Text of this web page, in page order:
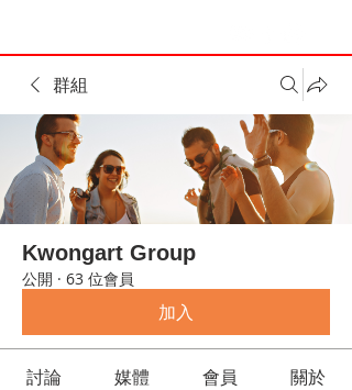
群組
Kwongart Group
公開 · 63 位會員
加入
討論 媒體 會員 關於